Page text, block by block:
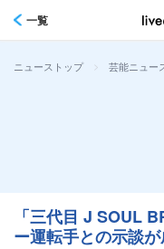
一覧
ニューストップ > 芸能ニュー
「三代目 J SOUL
ー運転手との示談